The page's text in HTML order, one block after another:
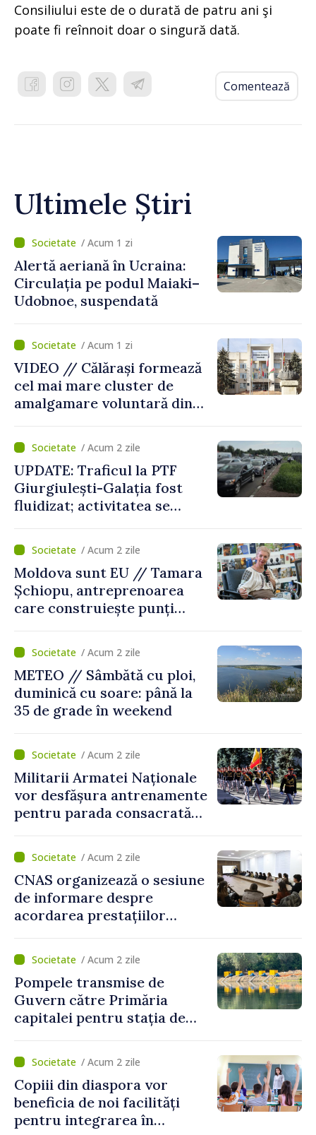
Consiliului este de o durată de patru ani şi
poate fi reînnoit doar o singură dată.
Comentează
Ultimele Știri
/ Acum 1 zi
Alertă aeriană în Ucraina:
Circulația pe podul Maiaki–
Udobnoe, suspendată
/ Acum 1 zi
VIDEO // Călărași formează
cel mai mare cluster de
amalgamare voluntară din
orășenesc a aprobat decizia
finală
/ Acum 2 zile
UPDATE: Traficul la PTF
Giurgiulești-Galația fost
fluidizat; activitatea se
normale
/ Acum 2 zile
Moldova sunt EU // Tamara
Șchiopu, antreprenoarea
care construiește punți
Republica Moldova
/ Acum 2 zile
METEO // Sâmbătă cu ploi,
duminică cu soare: până la
35 de grade în weekend
/ Acum 2 zile
Militarii Armatei Naționale
vor desfășura antrenamente
pentru parada consacrată
/ Acum 2 zile
CNAS organizează o sesiune
de informare despre
acordarea prestațiilor
electronice. Cetățenii,
invitați să se înscrie la
eveniment
/ Acum 2 zile
Pompele transmise de
Guvern către Primăria
capitalei pentru stația de
lui Vodă au fost instalate și
puse în funcțiune
/ Acum 2 zile
Copiii din diaspora vor
beneficia de noi facilități
pentru integrarea în